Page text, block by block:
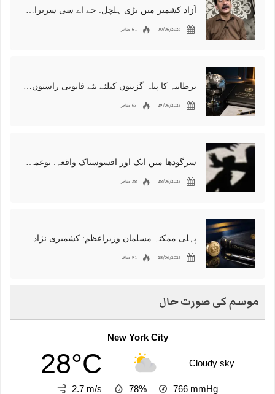
30/06/2026 61 مناظر
29/06/2026 63 مناظر
28/06/2026 38 مناظر
28/06/2026 91 مناظر
موسم کی صورت حال
New York City
28°C Cloudy sky
2.7 m/s 78% 766 mmHg